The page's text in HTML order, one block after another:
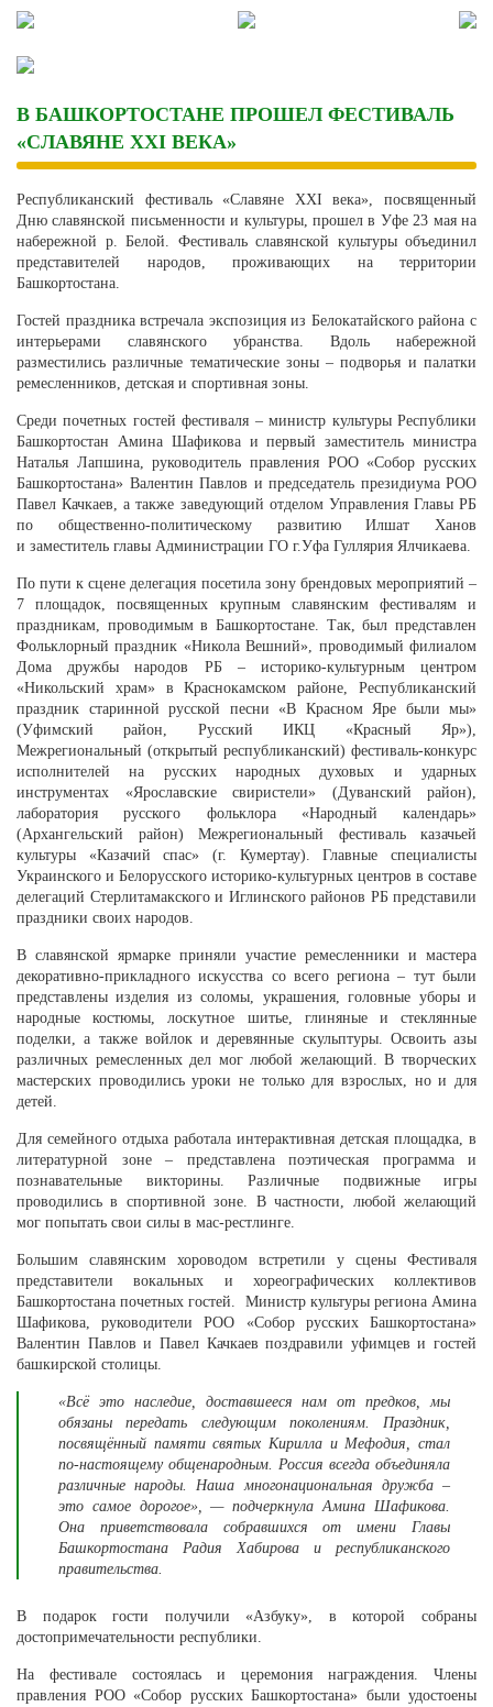
Skip
content
В БАШКОРТОСТАНЕ ПРОШЕЛ ФЕСТИВАЛЬ
«СЛАВЯНЕ XXI ВЕКА»
Республиканский фестиваль «Славяне XXI века», посвященный
Дню славянской письменности и культуры, прошел в Уфе 23 мая на
набережной р. Белой. Фестиваль славянской культуры объединил
представителей народов, проживающих на территории
Башкортостана.
Гостей праздника встречала экспозиция из Белокатайского района с
интерьерами славянского убранства. Вдоль набережной
разместились различные тематические зоны – подворья и палатки
ремесленников, детская и спортивная зоны.
Среди почетных гостей фестиваля – министр культуры Республики
Башкортостан Амина Шафикова и первый заместитель министра
Наталья Лапшина, руководитель правления РОО «Собор русских
Башкортостана» Валентин Павлов и председатель президиума РОО
Павел Качкаев, а также заведующий отделом Управления Главы РБ
по общественно-политическому развитию Илшат Ханов
и заместитель главы Администрации ГО г.Уфа Гуллярия Ялчикаева.
По пути к сцене делегация посетила зону брендовых мероприятий –
7 площадок, посвященных крупным славянским фестивалям и
праздникам, проводимым в Башкортостане. Так, был представлен
Фольклорный праздник «Никола Вешний», проводимый филиалом
Дома дружбы народов РБ – историко-культурным центром
«Никольский храм» в Краснокамском районе, Республиканский
праздник старинной русской песни «В Красном Яре были мы»
(Уфимский район, Русский ИКЦ «Красный Яр»),
Межрегиональный (открытый республиканский) фестиваль-конкурс
исполнителей на русских народных духовых и ударных
инструментах «Ярославские свиристели» (Дуванский район),
лаборатория русского фольклора «Народный календарь»
(Архангельский район) Межрегиональный фестиваль казачьей
культуры «Казачий спас» (г. Кумертау). Главные специалисты
Украинского и Белорусского историко-культурных центров в составе
делегаций Стерлитамакского и Иглинского районов РБ представили
праздники своих народов.
В славянской ярмарке приняли участие ремесленники и мастера
декоративно-прикладного искусства со всего региона – тут были
представлены изделия из соломы, украшения, головные уборы и
народные костюмы, лоскутное шитье, глиняные и стеклянные
поделки, а также войлок и деревянные скульптуры. Освоить азы
различных ремесленных дел мог любой желающий. В творческих
мастерских проводились уроки не только для взрослых, но и для
детей.
Для семейного отдыха работала интерактивная детская площадка, в
литературной зоне – представлена поэтическая программа и
познавательные викторины. Различные подвижные игры
проводились в спортивной зоне. В частности, любой желающий
мог попытать свои силы в мас-рестлинге.
Большим славянским хороводом встретили у сцены Фестиваля
представители вокальных и хореографических коллективов
Башкортостана почетных гостей. Министр культуры региона Амина
Шафикова, руководители РОО «Собор русских Башкортостана»
Валентин Павлов и Павел Качкаев поздравили уфимцев и гостей
башкирской столицы.
«Всё это наследие, доставшееся нам от предков, мы
обязаны передать следующим поколениям. Праздник,
посвящённый памяти святых Кирилла и Мефодия, стал
по-настоящему общенародным. Россия всегда объединяла
различные народы. Наша многонациональная дружба –
это самое дорогое», — подчеркнула Амина Шафикова.
Она приветствовала собравшихся от имени Главы
Башкортостана Радия Хабирова и республиканского
правительства.
В подарок гости получили «Азбуку», в которой собраны
достопримечательности республики.
На фестивале состоялась и церемония награждения. Члены
правления РОО «Собор русских Башкортостана» были удостоены